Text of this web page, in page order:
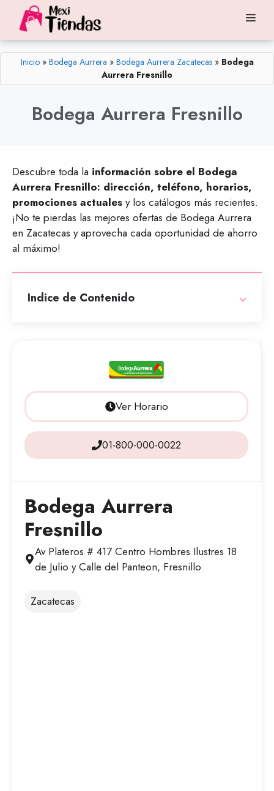
contenido
Inicio» Bodega Aurrera » Bodega Aurrera Zacatecas» Bodega
Aurrera Fresnillo
Bodega Aurrera Fresnillo
Descubre toda la información sobre el Bodega
Aurrera Fresnillo: dirección, teléfono, horarios,
promociones actuales y los catálogos más recientes.
¡No te pierdas las mejores ofertas de Bodega Aurrera
en Zacatecas y aprovecha cada oportunidad de ahorro
al máximo!
Indice de Contenido
Ver Horario
01-800-000-0022
Bodega Aurrera
Fresnillo
Av Plateros # 417 Centro Hombres Ilustres 18
de Julio y Calle del Panteon, Fresnillo
Zacatecas